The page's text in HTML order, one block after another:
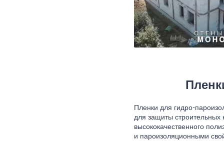
Пленки для гидро-
для защиты строительных
высококачественного
и пароизоляционными